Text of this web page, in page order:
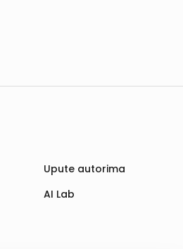
Upute autorima
AI Lab